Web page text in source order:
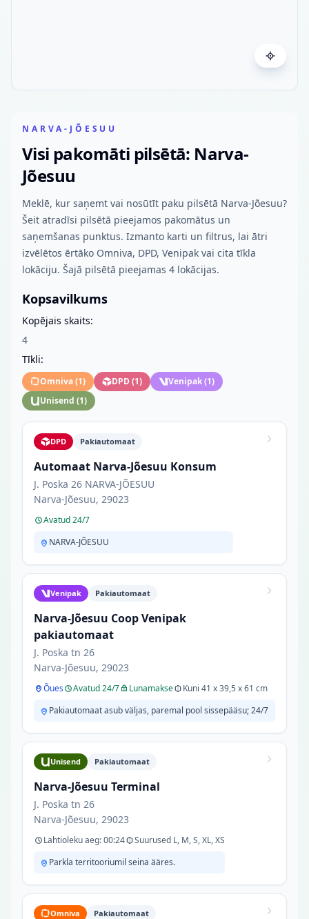
NARVA-JÕESUU
Visi pakomāti pilsētā: Narva-
Jõesuu
Meklē, kur saņemt vai nosūtīt paku pilsētā Narva-Jõesuu?
Šeit atradīsi pilsētā pieejamos pakomātus un
saņemšanas punktus. Izmanto karti un filtrus, lai ātri
izvēlētos ērtāko Omniva, DPD, Venipak vai cita tīkla
lokāciju. Šajā pilsētā pieejamas 4 lokācijas.
Kopsavilkums
Kopējais skaits:
4
Tīkli:
Omniva(1) DPD(1) Venipak(1)
Unisend (1)
DPD Pakiautomaat
Automaat Narva-Jõesuu Konsum
J. Poska 26 NARVA-JÕESUU
Narva-Jõesuu, 29023
Avatud 24/7
NARVA-JÕESUU
Venipak Pakiautomaat
Narva-Jõesuu Coop Venipak
pakiautomaat
J. Poska tn 26
Narva-Jõesuu, 29023
Õues Avatud 24/7 Lunamakse
Kuni 41 x 39,5 x 61 cm
Pakiautomaat asub väljas, paremal pool sissepääsu; 24/7
Unisend Pakiautomaat
Narva-Jõesuu Terminal
J. Poska tn 26
Narva-Jõesuu, 29023
Lahtioleku aeg: 00:24
Suurused L, M, S, XL, XS
Parkla territooriumil seina ääres.
Omniva Pakiautomaat